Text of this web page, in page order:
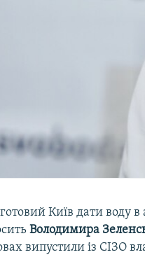
Київ дати воду
Володимира
випустили із СІЗО